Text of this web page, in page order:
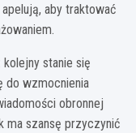
aby traktować
stanie się
do wzmocnienia
obronnej
ma szansę przyczynić